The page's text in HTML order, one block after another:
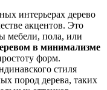
интерьерах дерево
акцентов. Это
мебели, пола, или
в минимализме
форм.
стиля
пород дерева, таких